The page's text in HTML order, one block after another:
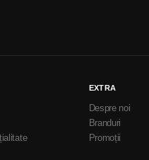
EXTRA
Despre noi
Branduri
Promoții